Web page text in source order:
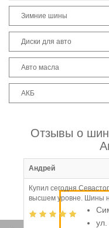
Зимние шины
Диски для авто
Авто масла
АКБ
Отзывы о
Андрей
Купил сегодня
высшем уровне. Шины